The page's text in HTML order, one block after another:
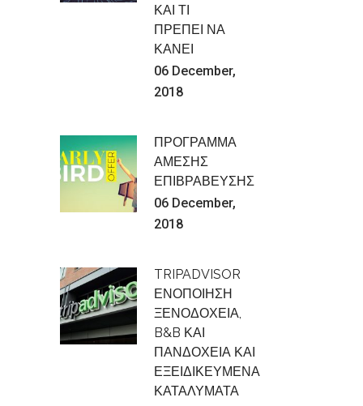
ΚΑΙ ΤΙ
ΠΡΕΠΕΙ ΝΑ
ΚΑΝΕΙ
06 December,
2018
ΠΡΟΓΡΑΜΜΑ
ΑΜΕΣΗΣ
ΕΠΙΒΡΑΒΕΥΣΗΣ
06 December,
2018
TRIPADVISOR
ΕΝΟΠΟΙΗΣΗ
ΞΕΝΟΔΟΧΕΙΑ,
B&B ΚΑΙ
ΠΑΝΔΟΧΕΙΑ ΚΑΙ
ΕΞΕΙΔΙΚΕΥΜΕΝΑ
ΚΑΤΑΛΥΜΑΤΑ